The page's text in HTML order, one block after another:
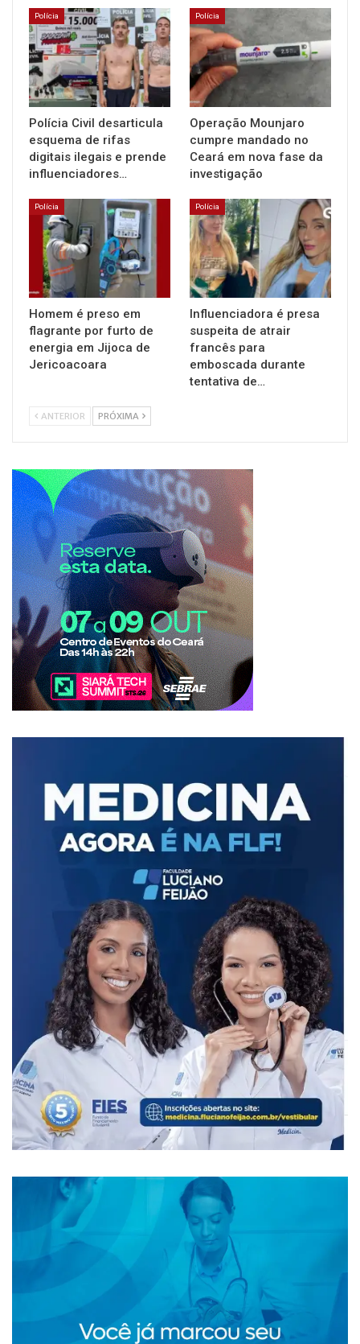
Polícia
Polícia Civil desarticula
esquema de rifas
digitais ilegais e prende
influenciadores…
Polícia
Operação Mounjaro
cumpre mandado no
Ceará em nova fase da
investigação
Polícia
Homem é preso em
flagrante por furto de
energia em Jijoca de
Jericoacoara
Polícia
Influenciadora é presa
suspeita de atrair
francês para
emboscada durante
tentativa de…
ANTERIOR PRÓXIMA